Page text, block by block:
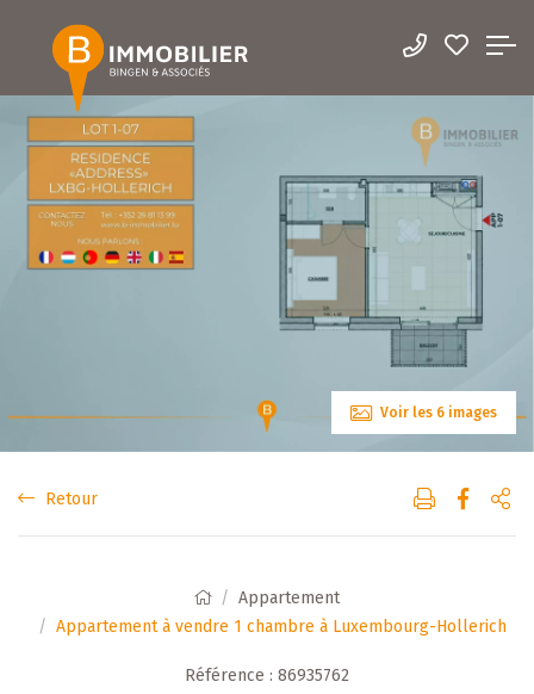
Voir les 6 images
Retour
Appartement
Appartement à vendre 1 chambre à Luxembourg-Hollerich
Référence : 86935762